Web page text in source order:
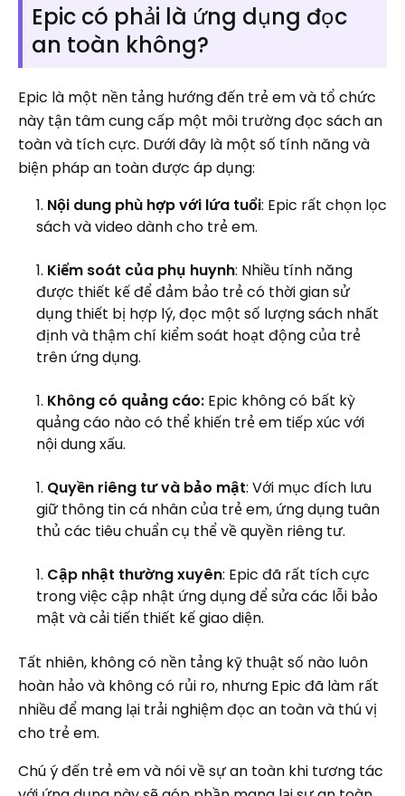
Epic có phải là ứng dụng đọc
an toàn không?
Epic là một nền tảng hướng đến trẻ em và tổ chức
này tận tâm cung cấp một môi trường đọc sách an
toàn và tích cực. Dưới đây là một số tính năng và
biện pháp an toàn được áp dụng:
Nội dung phù hợp với lứa tuổi: Epic rất chọn lọc
sách và video dành cho trẻ em.
Kiểm soát của phụ huynh: Nhiều tính năng
được thiết kế để đảm bảo trẻ có thời gian sử
dụng thiết bị hợp lý, đọc một số lượng sách nhất
định và thậm chí kiểm soát hoạt động của trẻ
trên ứng dụng.
Không có quảng cáo: Epic không có bất kỳ
quảng cáo nào có thể khiến trẻ em tiếp xúc với
nội dung xấu.
Quyền riêng tư và bảo mật: Với mục đích lưu
giữ thông tin cá nhân của trẻ em, ứng dụng tuân
thủ các tiêu chuẩn cụ thể về quyền riêng tư.
Cập nhật thường xuyên: Epic đã rất tích cực
trong việc cập nhật ứng dụng để sửa các lỗi bảo
mật và cải tiến thiết kế giao diện.
Tất nhiên, không có nền tảng kỹ thuật số nào luôn
hoàn hảo và không có rủi ro, nhưng Epic đã làm rất
nhiều để mang lại trải nghiệm đọc an toàn và thú vị
cho trẻ em.
Chú ý đến trẻ em và nói về sự an toàn khi tương tác